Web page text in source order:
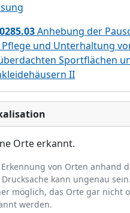
Anhebung der
und Unterhaltung
Sportflächen
II
Orte erkannt.
Erkennung von Orten anhand
kann ungenau
möglich, das Orte gar nicht
werden.